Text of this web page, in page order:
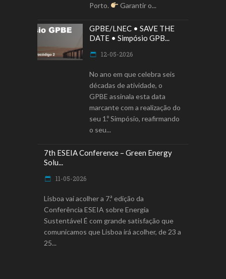
Porto.
Garantir o
GPBE/LNEC • SAVE THE
DATE • Simpósio GPB...
12-05-2026
No ano em que celebra seis
décadas de atividade, o
GPBE assinala esta data
marcante com a realização do
seu 1.º Simpósio, reafirmando
o seu
7th ESEIA Conference – Green Energy
Solu...
11-05-2026
Lisboa vai acolher a 7.ª edição da
Conferência ESEIA sobre Energia
Sustentável É com grande satisfação que
comunicamos que Lisboa irá acolher, de 23 a
25